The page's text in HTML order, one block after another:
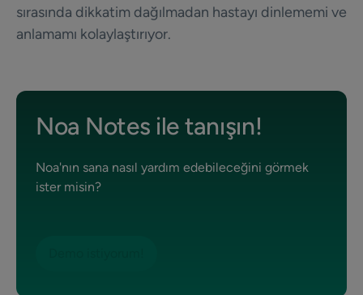
sırasında dikkatim dağılmadan hastayı dinlememi ve
anlamamı kolaylaştırıyor.
Noa Notes ile tanışın!
Noa'nın sana nasıl yardım edebileceğini görmek
ister misin?